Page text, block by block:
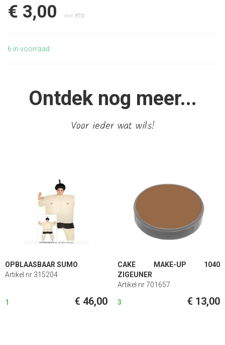
€ 3,00 Incl. BTW
6 in voorraad
Ontdek nog meer...
Voor ieder wat wils!
OPBLAASBAAR SUMO
Artikel nr 315204
1 € 46,00
CAKE MAKE-UP 1040
ZIGEUNER
Artikel nr 701657
3 € 13,00